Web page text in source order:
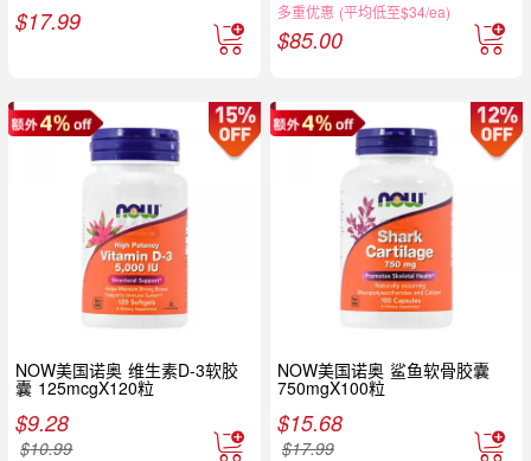
$17.99 多重优惠 (平均低至$34/ea)
$85.00
NOW美国诺奥 维生素D-3软胶
囊 125mcgX120粒
$9.28
$10.99
NOW美国诺奥 鲨鱼软骨胶囊
750mgX100粒
$15.68
$17.99